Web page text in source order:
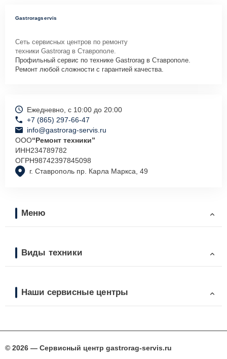
Gastroragservis
Сеть сервисных центров по ремонту
техники Gastrorag в Ставрополе.
Профильный сервис по технике Gastrorag в Ставрополе.
Ремонт любой сложности с гарантией качества.
г. Ставрополь пр. Карла Маркса, 49
Ежедневно, с 10:00 до 20:00
+7 (865) 297-66-47
info@gastrorag-servis.ru
ООО“Ремонт техники”
ИНН234789782
ОГРН98742397845098
Меню
Виды техники
Наши сервисные центры
© 2026 — Сервисный центр gastrorag-servis.ru